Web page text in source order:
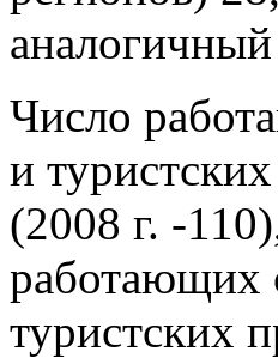
Число
и
(2008 г. -
работающих
туристских